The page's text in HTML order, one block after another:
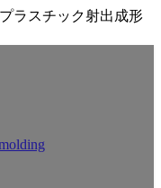
ラスチック射出成形